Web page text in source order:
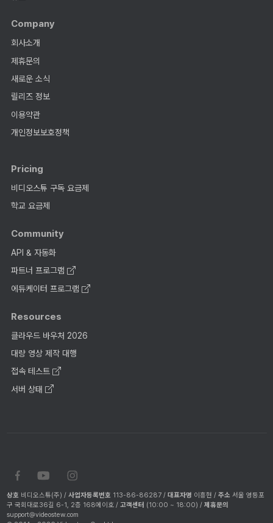
Company
회사소개
제휴문의
새로운 소식
릴리즈 정보
이용약관
개인정보보호정책
Pricing
비디오스튜 구독 요금제
학교 요금제
Community
API & 자동화
파트너 프로그램
에듀케이터 프로그램
Resources
클라우드 바우처 2026
대량 영상 제작 대행
접속 테스트
서버 상태
상호 비디오스튜(주) / 사업자등록번호 113-86-86287 / 대표자명 이흥현 / 주소 서울 영등포
구 국회대로36길 6-1, 2층 168에이호 / 고객센터 (10:00 ~ 18:00) / 제휴문의
support@videostew.com